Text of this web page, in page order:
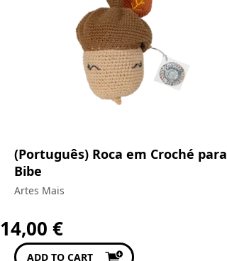
(Português) Roca em Croché para
Bibe
Artes Mais
14,00 €
ADD TO CART